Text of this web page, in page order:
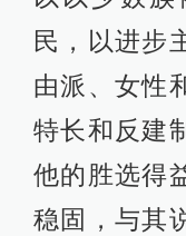
民，以进步
由派、女性
特长和反建
他的胜选得
稳固，与其